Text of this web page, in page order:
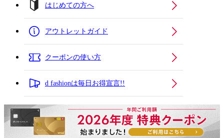
はじめての方へ
アウトレットガイド
クーポンの使い方
d fashionは毎日お得宣言!!